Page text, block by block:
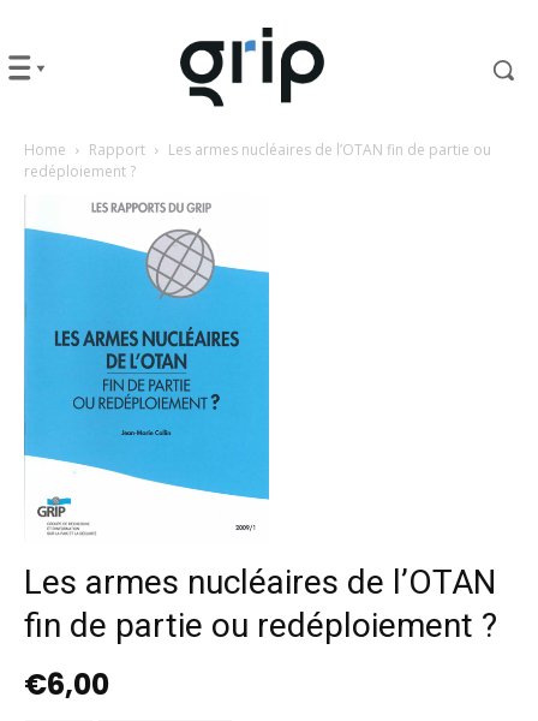
Home Rapport
Les armes nucléaires de l’OTAN fin de partie ou
redéploiement ?
Les armes nucléaires de l’OTAN
fin de partie ou redéploiement ?
€6,00